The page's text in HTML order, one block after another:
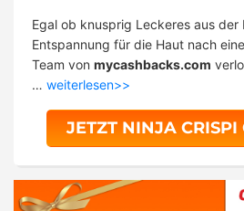
Egal ob knusprig Leckeres aus der
Entspannung für die Haut nach
Team von mycashbacks.com
… weiterlesen>>
JETZT NINJA